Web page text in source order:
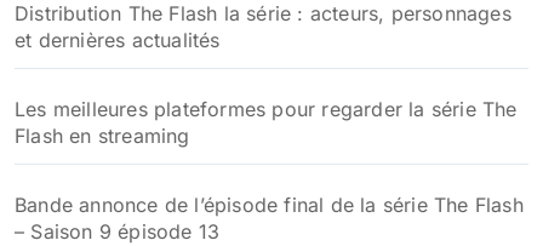
Distribution The Flash la série : acteurs, personnages
et dernières actualités
Les meilleures plateformes pour regarder la série The
Flash en streaming
Bande annonce de l’épisode final de la série The Flash
– Saison 9 épisode 13